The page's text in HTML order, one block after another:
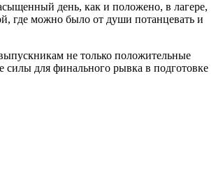
день, как и положено, в лагере,
где можно было от души потанцевать и
не только положительные
для финального рывка в подготовке